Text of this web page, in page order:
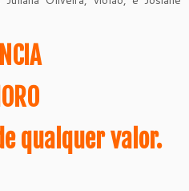
qualquer valor.